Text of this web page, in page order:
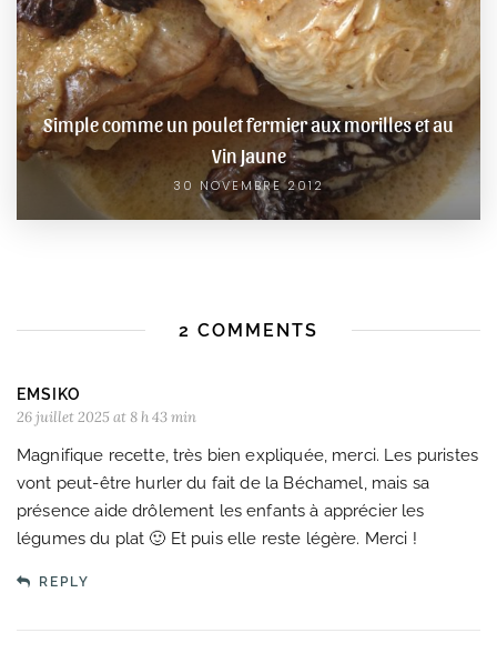
Simple comme un poulet fermier aux morilles et au
Vin Jaune
30 NOVEMBRE 2012
2 COMMENTS
EMSIKO
26 juillet 2025 at 8 h 43 min
Magnifique recette, très bien expliquée, merci. Les puristes
vont peut-être hurler du fait de la Béchamel, mais sa
présence aide drôlement les enfants à apprécier les
légumes du plat 🙂 Et puis elle reste légère. Merci !
REPLY